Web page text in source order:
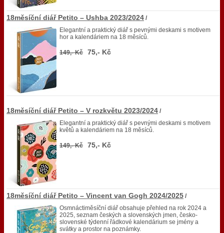
18měsíční diář Petito – Ushba 2023/2024 /
Elegantní a praktický diář s pevnými deskami s motivem
hor a kalendáriem na 18 měsíců.
149,- Kč 75,- Kč
18měsíční diář Petito – V rozkvětu 2023/2024 /
Elegantní a praktický diář s pevnými deskami s motivem
květů a kalendáriem na 18 měsíců.
149,- Kč 75,- Kč
18měsíční diář Petito – Vincent van Gogh 2024/2025 /
Osmnáctiměsíční diář obsahuje přehled na rok 2024 a
2025, seznam českých a slovenských jmen, česko-
slovenské týdenní řádkové kalendárium se jmény a
svátky a prostor na poznámky.